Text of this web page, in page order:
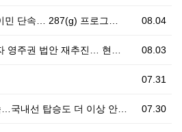
08.04
민 단속… 287(g) 프로그…
08.03
영주권 법안 재추진… 현…
07.31
07.30
국내선 탑승도 더 이상 안…